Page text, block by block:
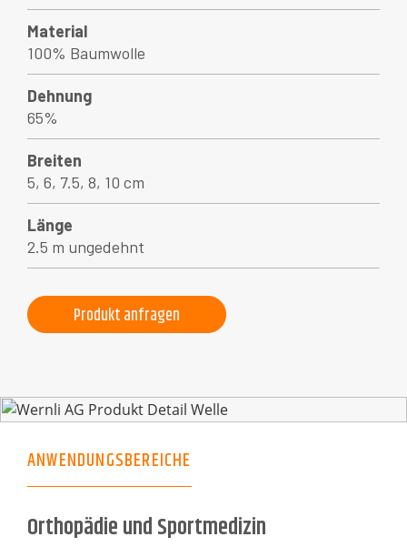
Material
100% Baumwolle
Dehnung
65%
Breiten
5, 6, 7.5, 8, 10 cm
Länge
2.5 m ungedehnt
Produkt anfragen
ANWENDUNGSBEREICHE
Orthopädie und Sportmedizin